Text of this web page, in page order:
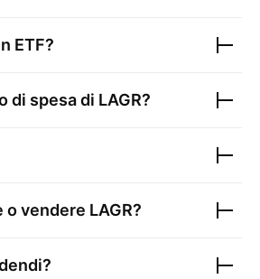
ETF?
di spesa di LAGR?
o vendere LAGR?